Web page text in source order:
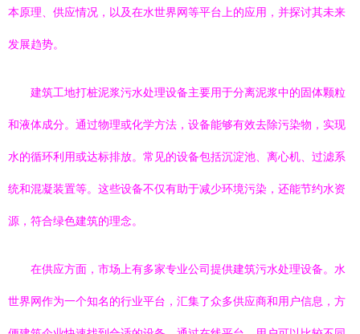
本原理、供应情况，以及在水世界网等平台上的应用，并探讨其未来
发展趋势。
建筑工地打桩泥浆污水处理设备主要用于分离泥浆中的固体颗粒
和液体成分。通过物理或化学方法，设备能够有效去除污染物，实现
水的循环利用或达标排放。常见的设备包括沉淀池、离心机、过滤系
统和混凝装置等。这些设备不仅有助于减少环境污染，还能节约水资
源，符合绿色建筑的理念。
在供应方面，市场上有多家专业公司提供建筑污水处理设备。水
世界网作为一个知名的行业平台，汇集了众多供应商和用户信息，方